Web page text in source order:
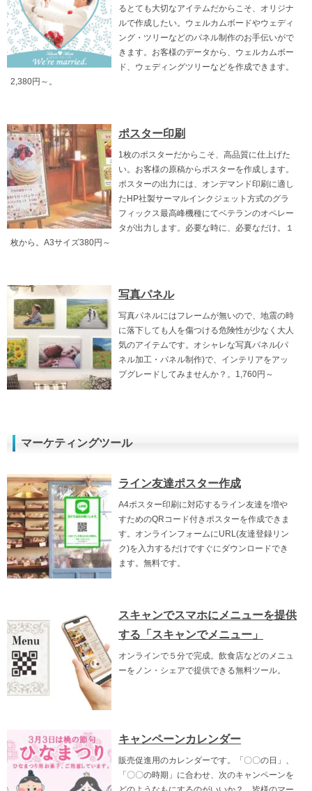
るとても大切なアイテムだからこそ、オリジナ
ルで作成したい。ウェルカムボードやウェディ
ング・ツリーなどのパネル制作のお手伝いがで
きます。お客様のデータから、ウェルカムボー
ド、ウェディングツリーなどを作成できます。
2,380円～。
ポスター印刷
1枚のポスターだからこそ、高品質に仕上げた
い。お客様の原稿からポスターを作成します。
ポスターの出力には、オンデマンド印刷に適し
たHP社製サーマルインクジェット方式のグラ
フィックス最高峰機種にてベテランのオペレー
タが出力します。必要な時に、必要なだけ。１
枚から。A3サイズ380円～
写真パネル
写真パネルにはフレームが無いので、地震の時
に落下しても人を傷つける危険性が少なく大人
気のアイテムです。オシャレな写真パネル(パ
ネル加工・パネル制作)で、インテリアをアッ
プグレードしてみませんか？。1,760円～
マーケティングツール
ライン友達ポスター作成
A4ポスター印刷に対応するライン友達を増や
すためのQRコード付きポスターを作成できま
す。オンラインフォームにURL(友達登録リン
ク)を入力するだけですぐにダウンロードでき
ます。無料です。
スキャンでスマホにメニューを提供
する「スキャンでメニュー」
オンラインで５分で完成。飲食店などのメニュ
ーをノン・シェアで提供できる無料ツール。
キャンペーンカレンダー
販売促進用のカレンダーです。「〇〇の日」、
「〇〇の時期」に合わせ、次のキャンペーンを